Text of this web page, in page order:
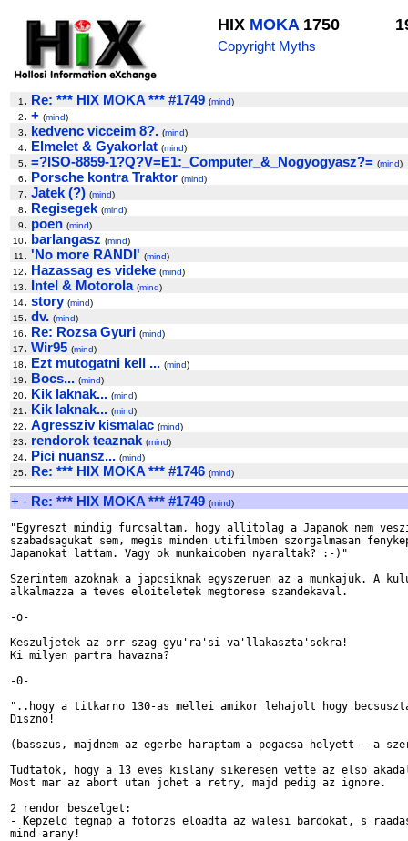
HIX MOKA1750
Copyright Myths
1 . Re: *** HIX MOKA *** #1749 (mind)
2. + (mind)
3. kedvenc vicceim 8?. (mind)
4. Elmelet & Gyakorlat (mind)
5. =?ISO-8859-1?Q?V=E1:_Computer_&_Nogyogyasz?= (mind)
6. Porsche kontra Traktor (mind)
7. Jatek (?) (mind)
8. Regisegek (mind)
9. poen (mind)
10. barlangasz (mind)
11 . 'No more RANDI' (mind)
12. Hazassag es videke (mind)
13. Intel & Motorola (mind)
14. story (mind)
15. dv. (mind)
16. Re: Rozsa Gyuri (mind)
17. Wir95 (mind)
18. Ezt mutogatni kell ... (mind)
19. Bocs... (mind)
20. Kik laknak... (mind)
21 . Kik laknak... (mind)
22. Agressziv kismalac (mind)
23. rendorok teaznak (mind)
24. Pici nuansz... (mind)
25. Re: *** HIX MOKA *** #1746 (mind)
+ - Re: *** HIX MOKA *** #1749 (mind)
"Egyreszt mindig furcsaltam, hogy allitolag a Japanok nem
szabadsagukat sem, megis minden utifilmben szorgalmasan
Japanokat lattam. Vagy ok munkaidoben nyaraltak? :-)"
Szerintem azoknak a japcsiknak egyszeruen az a munkajuk. A
alkalmazza a teves eloiteletek megtorese szandekaval.
-o-
Keszuljetek az orr-szag-gyu'ra'si va'llakaszta'sokra!
Ki milyen partra havazna?
-0-
"..hogy a titkarno 130-as mellei amikor lehajolt hogy
Diszno!
(basszus, majdnem az egerbe haraptam a pogacsa helyett - a
Tudtatok, hogy a 13 eves kislany sikeresen vette az elso
Most mar az abort utan johet a retry, majd pedig az ignore.
2 rendor beszelget:
- Kepzeld tegnap a fotorzs eloadta az walesi bardokat, s
mind arany!